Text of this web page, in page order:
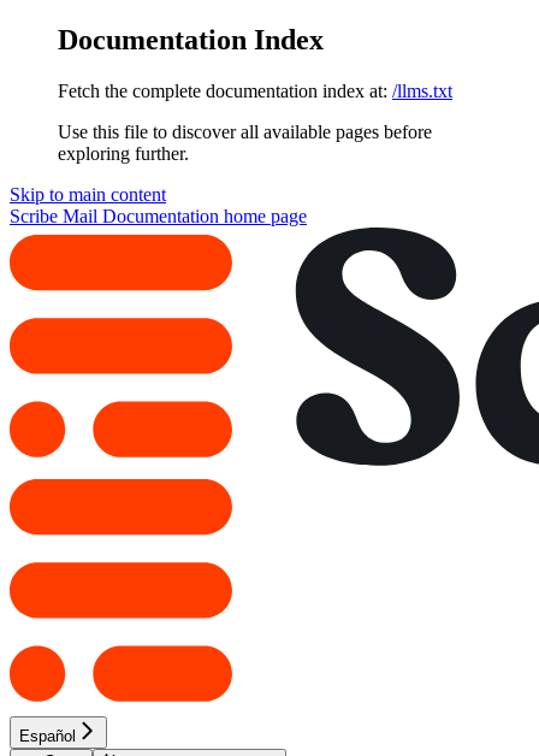
Documentation Index
Fetch the complete documentation index at: /llms.txt
Use this file to discover all available pages before
exploring further.
Skip to main content
Scribe Mail Documentation home page
Español